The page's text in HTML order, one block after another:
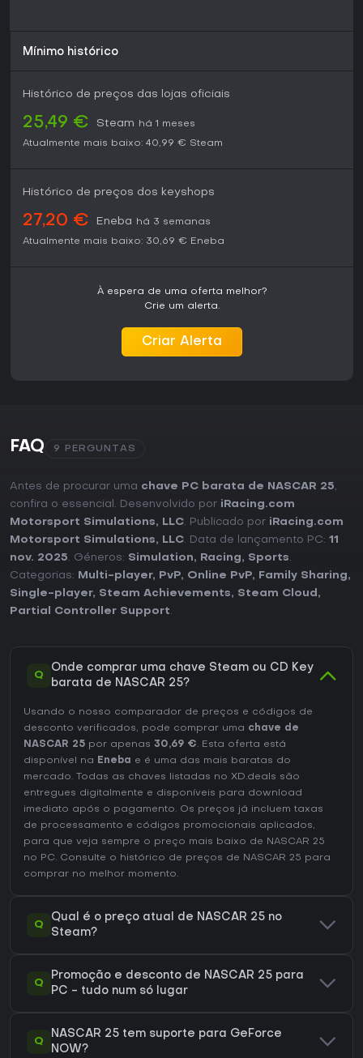
Mínimo histórico
Histórico de preços das lojas oficiais
25,49 € Steam
há 1 meses
Atualmente mais baixo: 40,99 € Steam
Histórico de preços dos keyshops
27,20 € Eneba
há 3 semanas
Atualmente mais baixo: 30,69 € Eneba
À espera de uma oferta melhor?
Crie um alerta.
Criar Alerta
FAQ 9 PERGUNTAS
Antes de procurar uma chave PC barata de NASCAR 25,
confira o essencial. Desenvolvido por iRacing.com
Motorsport Simulations, LLC. Publicado por iRacing.com
Motorsport Simulations, LLC. Data de lançamento PC: 11
nov. 2025. Géneros: Simulation, Racing, Sports.
Categorias:
Multi-player, PvP, Online PvP, Family Sharing,
Single-player, Steam Achievements, Steam Cloud ,
Partial Controller Support.
Q
Onde comprar uma chave Steam ou CD Key
barata de NASCAR 25?
Usando o nosso comparador de preços e códigos de
desconto verificados, pode comprar uma chave de
NASCAR 25 por apenas 30,69 €. Esta oferta está
disponível na Eneba
e é uma das mais baratas do
mercado. Todas as chaves listadas no XD.deals são
entregues digitalmente e disponíveis para download
imediato após o pagamento. Os preços já incluem taxas
de processamento e códigos promocionais aplicados,
para que veja sempre o preço mais baixo de NASCAR 25
no PC. Consulte o histórico de preços de NASCAR 25 para
comprar no melhor momento.
Q
Qual é o preço atual de NASCAR 25 no
Steam?
Q
Promoção e desconto de NASCAR 25 para
PC - tudo num só lugar
Q
NASCAR 25 tem suporte para GeForce
NOW?